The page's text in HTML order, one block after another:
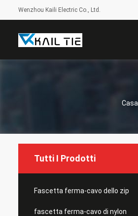
Wenzhou Kaili Electric Co., Ltd.
Casa
Tutti I Prodotti
Fascetta ferma-cavo dello zip
fascetta ferma-cavo di nylon